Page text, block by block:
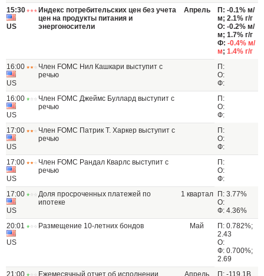
15:30
US
Индекс потребительских цен без учета
цен на продукты питания и
энергоносители
Апрель
П: -0.1% м/
м; 2.1% г/г
О: -0.2% м/
м; 1.7% г/г
Ф: -0.4% м/
м; 1.4% г/г
16:00
US
Член FOMC Нил Кашкари выступит с
речью
П:
О:
Ф:
16:00
US
Член FOMC Джеймс Буллард выступит с
речью
П:
О:
Ф:
17:00
US
Член FOMC Патрик Т. Харкер выступит с
речью
П:
О:
Ф:
17:00
US
Член FOMC Рандал Кварлс выступит с
речью
П:
О:
Ф:
17:00
US
Доля просроченных платежей по
ипотеке
1 квартал
П: 3.77%
О:
Ф: 4.36%
20:01
US
Размещение 10-летних бондов Май
П: 0.782%;
2.43
О:
Ф: 0.700%;
2.69
21:00
Ежемесячный отчет об исполнении
Апрель
П: -119.1B